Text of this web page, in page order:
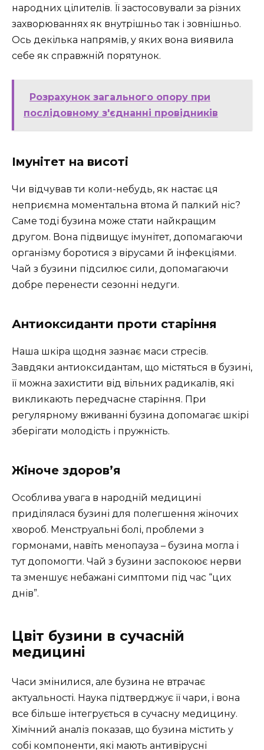
народних цілителів. Її застосовували за різних
захворюваннях як внутрішньо так і зовнішньо.
Ось декілька напрямів, у яких вона виявила
себе як справжній порятунок.
Розрахунок загального опору при
послідовному з'єднанні провідників
Імунітет на висоті
Чи відчував ти коли-небудь, як настає ця
неприємна моментальна втома й палкий ніс?
Саме тоді бузина може стати найкращим
другом. Вона підвищує імунітет, допомагаючи
організму боротися з вірусами й інфекціями.
Чай з бузини підсилює сили, допомагаючи
добре перенести сезонні недуги.
Антиоксиданти проти старіння
Наша шкіра щодня зазнає маси стресів.
Завдяки антиоксидантам, що містяться в бузині,
її можна захистити від вільних радикалів, які
викликають передчасне старіння. При
регулярному вживанні бузина допомагає шкірі
зберігати молодість і пружність.
Жіноче здоров’я
Особлива увага в народній медицині
приділялася бузині для полегшення жіночих
хвороб. Менструальні болі, проблеми з
гормонами, навіть менопауза – бузина могла і
тут допомогти. Чай з бузини заспокоює нерви
та зменшує небажані симптоми під час “цих
днів”.
Цвіт бузини в сучасній
медицині
Часи змінилися, але бузина не втрачає
актуальності. Наука підтверджує її чари, і вона
все більше інтегрується в сучасну медицину.
Хімічний аналіз показав, що бузина містить у
собі компоненти, які мають антивірусні